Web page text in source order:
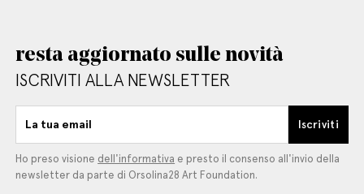
resta aggiornato sulle novità
ISCRIVITI ALLA NEWSLETTER
La tua email Iscriviti
Ho preso visione dell'informativa e presto il consenso all'invio della
newsletter da parte di Orsolina28 Art Foundation.